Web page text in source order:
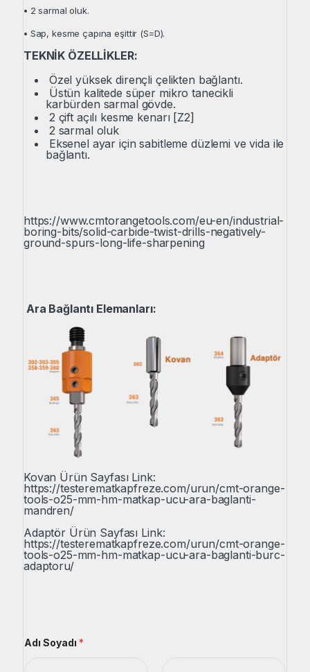
• 2 sarmal oluk.
• Sap, kesme çapına eşittir (S=D).
TEKNİK ÖZELLİKLER:
Özel yüksek dirençli çelikten bağlantı.
Üstün kalitede süper mikro tanecikli
karbürden sarmal gövde.
2 çift açılı kesme kenarı [Z2]
2 sarmal oluk
Eksenel ayar için sabitleme düzlemi ve vida ile
bağlantı.
https://www.cmtorangetools.com/eu-en/industrial-
boring-bits/solid-carbide-twist-drills-negatively-
ground-spurs-long-life-sharpening
Ara Bağlantı Elemanları:
Kovan Ürün Sayfası Link:
https://testerematkapfreze.com/urun/cmt-orange-
tools-o25-mm-hm-matkap-ucu-ara-baglanti-
mandren/
Adaptör Ürün Sayfası Link:
https://testerematkapfreze.com/urun/cmt-orange-
tools-o25-mm-hm-matkap-ucu-ara-baglanti-burc-
adaptoru/
Adı Soyadı *